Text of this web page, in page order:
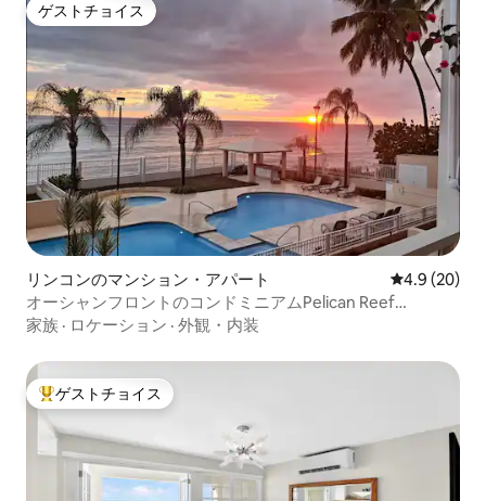
ゲストチョイス
ゲストチョイス
リンコンのマンション・アパート レビュー20
4.9 (20)
オーシャンフロントのコンドミニアムPelican Reef
Studio、Rincon PR
家族 · ロケーション · 外観・内装
大好評のゲストチョイスです。
ゲストチョイス